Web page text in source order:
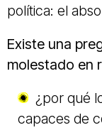
política: el
Existe una
molestado en
¿por qué
capaces de